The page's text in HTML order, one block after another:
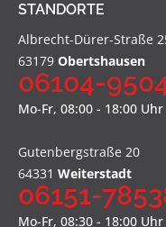
STANDORTE
Albrecht-Dürer-Straße
63179 Obertshausen
06104-
Mo-Fr, 08:00 - 18:00
Gutenbergstraße 20
64331 Weiterstadt
06151-
Mo-Fr, 08:30 - 18:00